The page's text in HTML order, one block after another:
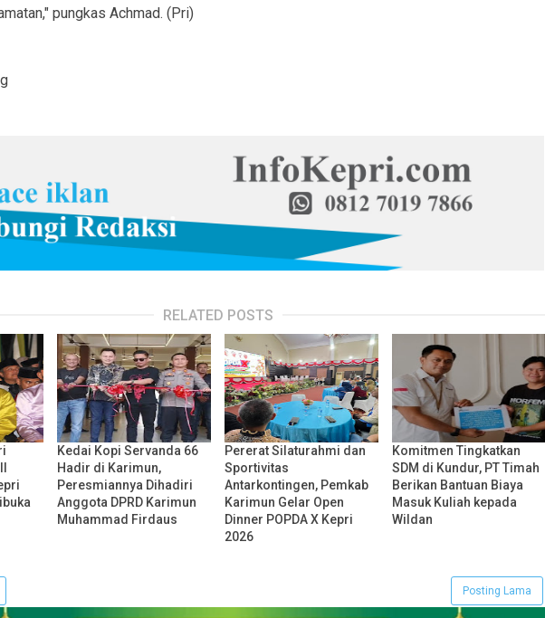
pungkas Achmad. (Pri)
RELATED POSTS
Kedai Kopi Servanda 66
Hadir di Karimun,
Peresmiannya Dihadiri
Anggota DPRD Karimun
Muhammad Firdaus
Pererat Silaturahmi dan
Sportivitas
Antarkontingen, Pemkab
Karimun Gelar Open
Dinner POPDA X Kepri
2026
Komitmen Tingkatkan
SDM di Kundur, PT Timah
Berikan Bantuan Biaya
Masuk Kuliah kepada
Wildan
Posting Lama